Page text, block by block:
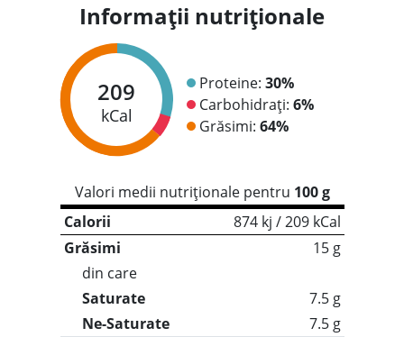
Informații nutriționale
209
kCal
Proteine: 30%
Carbohidrați: 6%
Grăsimi: 64%
Valori medii nutriționale pentru 100 g
Calorii
874 kj / 209 kCal
Grăsimi
15 g
din care
Saturate
7.5 g
Ne-Saturate
7.5 g